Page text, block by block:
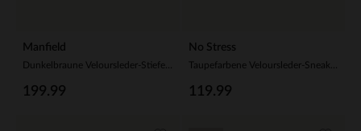
Manfield
199.99
No Stress
119.99